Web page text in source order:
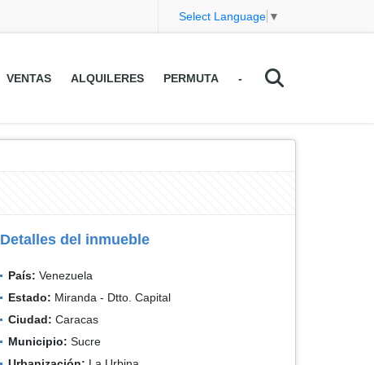
Select Language ▼
VENTAS ALQUILERES PERMUTA -
Detalles del inmueble
País: Venezuela
Estado: Miranda - Dtto. Capital
Ciudad: Caracas
Municipio: Sucre